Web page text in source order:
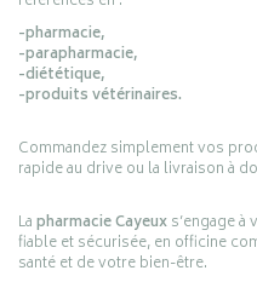
-pharmacie,
-parapharmacie,
-diététique,
-produits vétérinaires.
Commandez simplement vos
rapide au drive ou la livraison à
Lapharmacie Cayeuxs’engage
fiable et sécurisée, en officine
santé et de votre bien-être.